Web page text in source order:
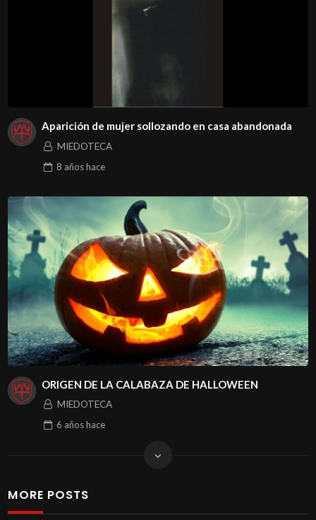
Aparición de mujer sollozando en casa abandonada
MIEDOTECA
8 añoshace
ORIGEN DE LA CALABAZA DE HALLOWEEN
MIEDOTECA
6 añoshace
MORE POSTS